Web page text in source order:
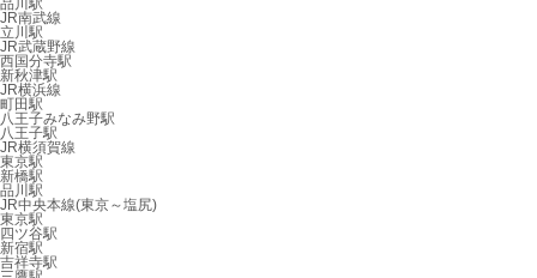
品川駅
JR南武線
立川駅
JR武蔵野線
西国分寺駅
新秋津駅
JR横浜線
町田駅
八王子みなみ野駅
八王子駅
JR横須賀線
東京駅
新橋駅
品川駅
JR中央本線(東京～塩尻)
東京駅
四ツ谷駅
新宿駅
吉祥寺駅